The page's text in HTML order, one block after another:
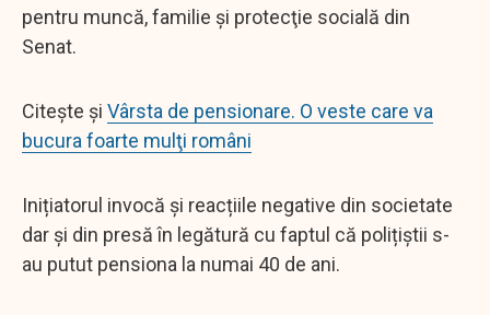
pentru muncă, familie şi protecţie socială din
Senat.
Citește și Vârsta de pensionare. O veste care va
bucura foarte mulţi români
Inițiatorul invocă și reacțiile negative din societate
dar și din presă în legătură cu faptul că polițiștii s-
au putut pensiona la numai 40 de ani.